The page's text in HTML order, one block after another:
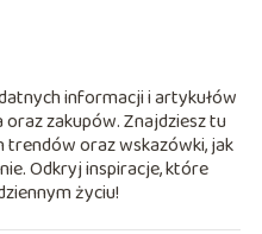
informacji i artykułów
zakupów. Znajdziesz tu
oraz wskazówki, jak
Odkryj inspiracje, które
życiu!